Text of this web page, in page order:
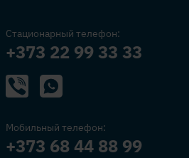
Стационарный телефон:
+373 22 99 33 33
Мобильный телефон:
+373 68 44 88 99